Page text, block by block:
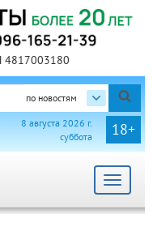
4817003180
по новостям
18+
8 августа 2026 г.
суббота
Toggle